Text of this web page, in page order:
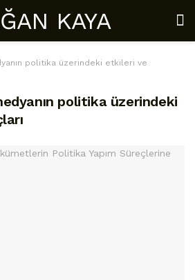
KAYA
politika üzerindeki etkileri ve
politika üzerindeki